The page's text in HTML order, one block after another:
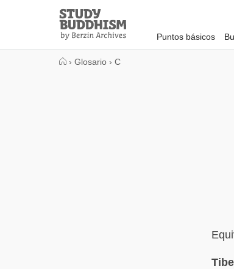
Study
Buddhism
Home
Puntos básicos
› Glosario › C